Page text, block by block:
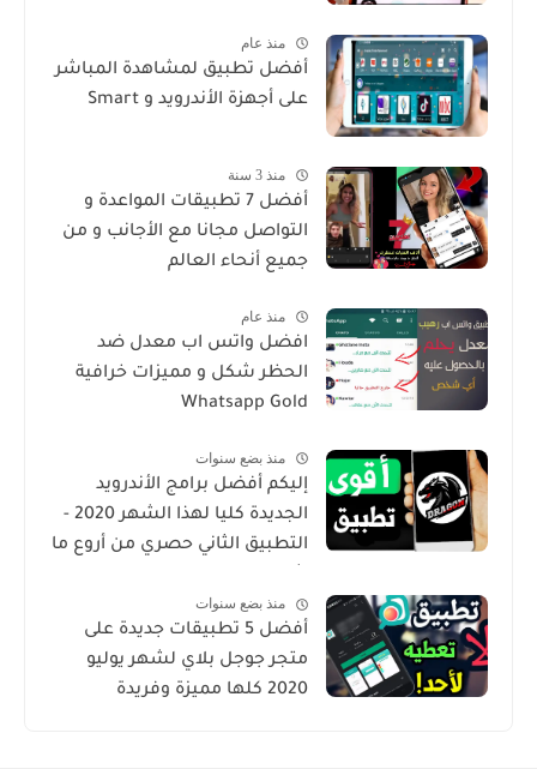
منذ عام
أفضل تطبيق لمشاهدة المباشر
على أجهزة الأندرويد و Smart
منذ 3 سنة
أفضل 7 تطبيقات المواعدة و
التواصل مجانا مع الأجانب و من
جميع أنحاء العالم
منذ عام
افضل واتس اب معدل ضد
الحظر شكل و مميزات خرافية
Whatsapp Gold
منذ بضع سنوات
إليكم أفضل برامج الأندرويد
الجديدة كليا لهذا الشهر 2020 -
التطبيق الثاني حصري من أروع ما
منذ بضع سنوات
أفضل 5 تطبيقات جديدة على
متجر جوجل بلاي لشهر يوليو
2020 كلها مميزة وفريدة